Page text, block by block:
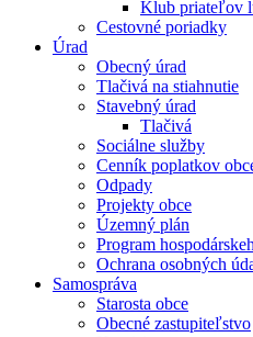
Klub priateľov
Cestovné poriadky
Úrad
Obecný úrad
Tlačivá na stiahnutie
Stavebný úrad
Tlačivá
Sociálne služby
Cenník poplatkov
Odpady
Projekty obce
Územný plán
Program
Ochrana osobných
Samospráva
Starosta obce
Obecné zastupiteľstvo